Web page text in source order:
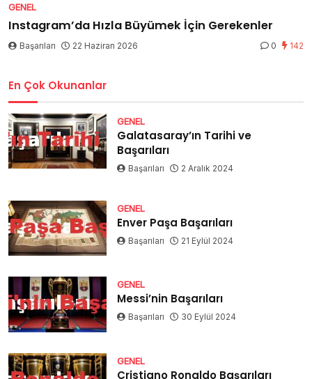
GENEL
Instagram’da Hızla Büyümek İçin Gerekenler
Başarıları 22 Haziran 2026 0 142
En Çok Okunanlar
GENEL
Galatasaray’ın Tarihi ve
Başarıları
Başarıları 2 Aralık 2024
GENEL
Enver Paşa Başarıları
Başarıları 21 Eylül 2024
GENEL
Messi’nin Başarıları
Başarıları 30 Eylül 2024
GENEL
Cristiano Ronaldo Başarıları